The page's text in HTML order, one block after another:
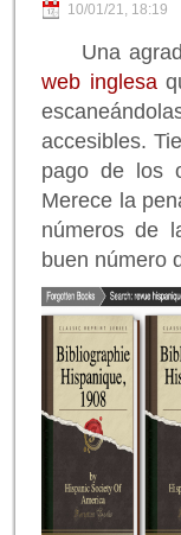
10/01/21, 18:19
Una
web inglesa
accesibles.
pago de los
Merece la
números de
buen número